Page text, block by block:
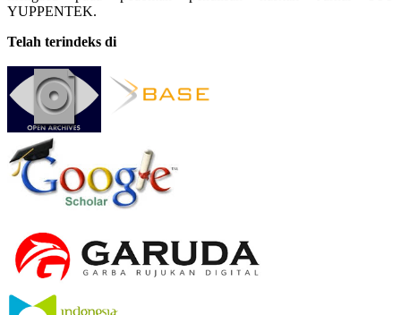
YUPPENTEK.
Telah terindeks di